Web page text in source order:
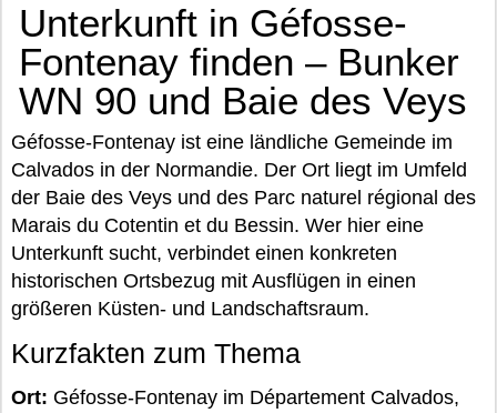
Unterkunft in Géfosse-
Fontenay finden – Bunker
WN 90 und Baie des Veys
Géfosse-Fontenay ist eine ländliche Gemeinde im
Calvados in der Normandie. Der Ort liegt im Umfeld
der Baie des Veys und des Parc naturel régional des
Marais du Cotentin et du Bessin. Wer hier eine
Unterkunft sucht, verbindet einen konkreten
historischen Ortsbezug mit Ausflügen in einen
größeren Küsten- und Landschaftsraum.
Kurzfakten zum Thema
Ort: Géfosse-Fontenay im Département Calvados,